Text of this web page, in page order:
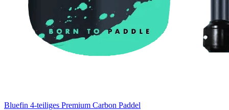
Bluefin 4-teiliges Premium Carbon Paddel